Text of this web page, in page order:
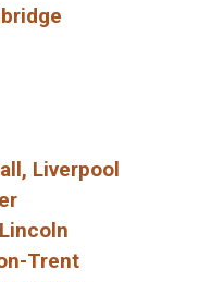
Liverpool
Trent